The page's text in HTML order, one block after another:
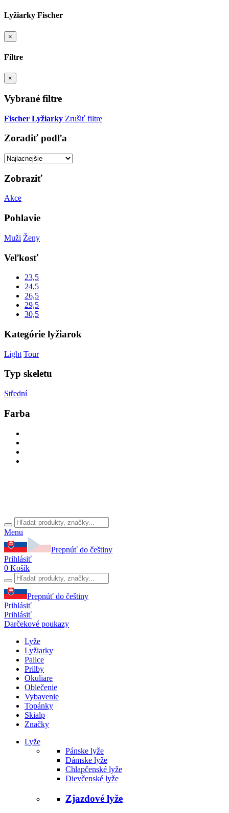
Lyžiarky Fischer
×
Filtre
×
Vybrané filtre
Fischer Lyžiarky Zrušiť filtre
Zoradiť podľa
Zobraziť
Akce
Pohlavie
Muži Ženy
Veľkosť
23,5
24,5
26,5
29,5
30,5
Kategórie lyžiarok
Light Tour
Typ skeletu
Střední
Farba
Menu
Prepnúť do češtiny
Prihlásiť
0 Košík
Prepnúť do češtiny
Prihlásiť
Prihlásiť
Darčekové poukazy
Lyže
Lyžiarky
Palice
Prilby
Okuliare
Oblečenie
Vybavenie
Topánky
Skialp
Značky
Lyže
Pánske lyže
Dámske lyže
Chlapčenské lyže
Dievčenské lyže
Zjazdové lyže